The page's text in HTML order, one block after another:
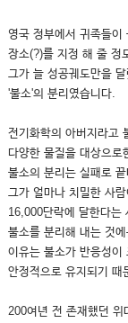
영국 정부에서 귀족들
장소(?)를 지정 해 줄 정
그가 늘 성공궤도만을
'불소'의 분리였습니다.
전기화학의 아버지라고
다양한 물질을 대상으로
불소의 분리는 실패로
그가 얼마나 치밀한 사
16,000단락에 달한다는
불소를 분리해 내는 것
이유는 불소가 반응성이
안정적으로 유지되기
200여년 전 존재했던 위